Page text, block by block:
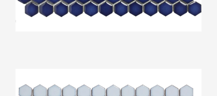
Glans Zeshoek 23x26mm